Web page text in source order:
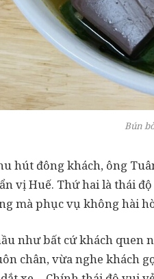
Bún
hút đông khách, ông
vị Huế. Thứ hai là thái
mà phục vụ không hài
như bất cứ khách quen
chân, vừa nghe khách